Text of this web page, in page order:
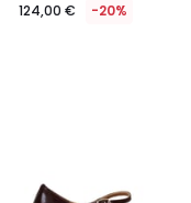
124,00 € -20%